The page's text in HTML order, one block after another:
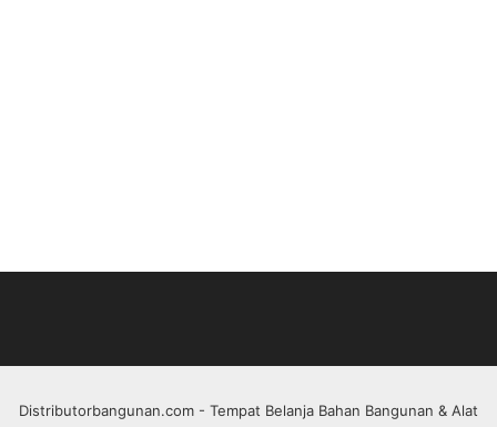
Distributorbangunan.com - Tempat Belanja Bahan Bangunan & Alat